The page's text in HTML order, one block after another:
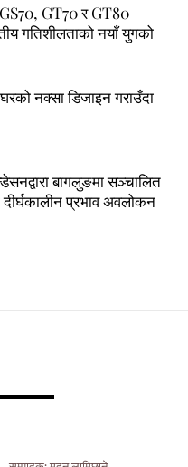
GS70, GT70 र GT80
गतिशीलताको नयाँ युगको
नक्सा डिजाइन गराउँदा
बागलुङमा सञ्चालित
प्रभाव अवलोकन